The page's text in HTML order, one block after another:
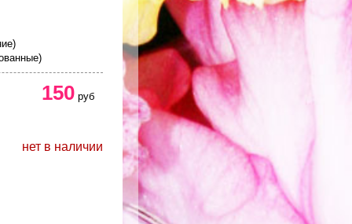
150 руб
нет в наличии